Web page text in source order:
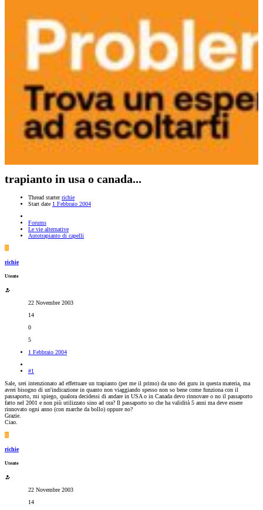
trapianto in usa o canada...
Thread starter richie
Start date 1 Febbraio 2004
Forums
Le vie alternative
Autotrapianto di capelli
R
richie
Utente
22 Novembre 2003
14
0
5
1 Febbraio 2004
#1
Sale, srei intenzionato ad effettuare un trapianto (per me il primo) da uno dei guru in questa materia, ma
avrei bisogno di un'indicazione in quanto non viaggiando spesso non so bene come funziona con il
passaporto, mi spiego, qualora decidessi di andare in USA o in Canada devo rinnovare o no il passaporto
fatto nel 2001 e non più utilizzato sino ad ora? Il passaporto so che ha validità 5 anni ma deve essere
rinnovato ogni anno (con marche da bollo) oppure no?
Grazie.
Ciao.
R
richie
Utente
22 Novembre 2003
14